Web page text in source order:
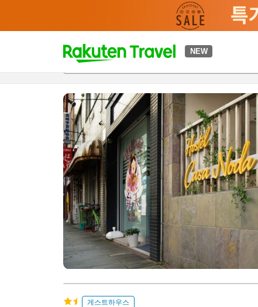
NEW
t
p
a
g
e
_
s
e
a
r
c
h
개요객실 & 숙박 상품이용 후기 하이라이트
게스트하우스